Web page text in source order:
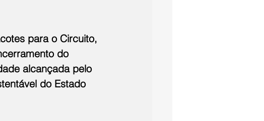
para o Circuito,
do
alcançada pelo
do Estado